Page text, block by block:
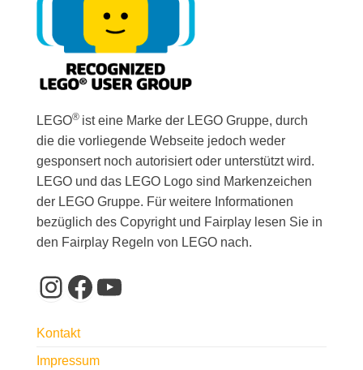
LEGO® ist eine Marke der LEGO Gruppe, durch
die die vorliegende Webseite jedoch weder
gesponsert noch autorisiert oder unterstützt wird.
LEGO und das LEGO Logo sind Markenzeichen
der LEGO Gruppe. Für weitere Informationen
bezüglich des Copyright und Fairplay lesen Sie in
den Fairplay Regeln von LEGO nach.
Instagram
Facebook
YouTube
Kontakt
Impressum